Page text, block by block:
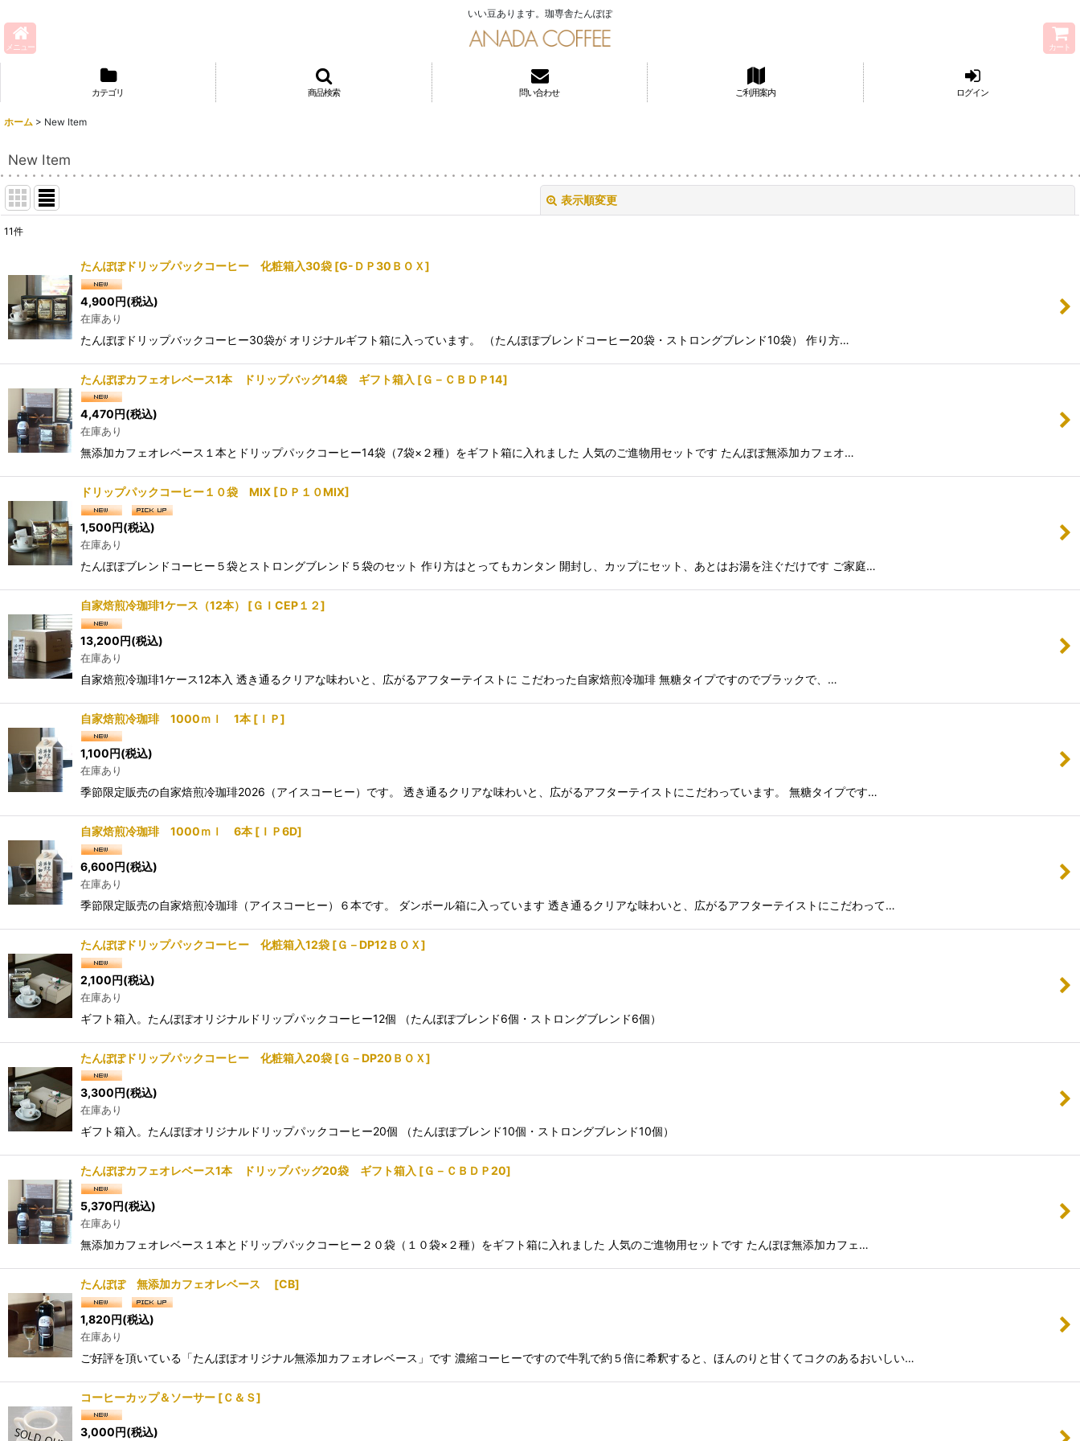
いい豆あります。珈専舎たんぽぽ
メニュー カート
カテゴリ 商品検索 問い合わせ ご利用案内 ログイン
ホーム > New Item
New Item
表示順変更
並び順:
絞り込む
11件
たんぽぽドリップパックコーヒー 化粧箱入30袋 [G-ＤＰ30ＢＯＸ]
4,900円(税込)
在庫あり
たんぽぽドリップバックコーヒー30袋が オリジナルギフト箱に入っています。 （たんぽぽブレンドコーヒー20袋・ストロングブレンド10袋） 作り方…
たんぽぽカフェオレベース1本 ドリップバッグ14袋 ギフト箱入 [Ｇ－ＣＢＤＰ14]
4,470円(税込)
在庫あり
無添加カフェオレベース１本とドリップパックコーヒー14袋（7袋×２種）をギフト箱に入れました 人気のご進物用セットです たんぽぽ無添加カフェオ…
ドリップパックコーヒー１０袋 MIX [ＤＰ１０MIX]
1,500円(税込)
在庫あり
たんぽぽブレンドコーヒー５袋とストロングブレンド５袋のセット 作り方はとってもカンタン 開封し、カップにセット、あとはお湯を注ぐだけです ご家庭…
自家焙煎冷珈琲1ケース（12本） [ＧＩCEP１２]
13,200円(税込)
在庫あり
自家焙煎冷珈琲1ケース12本入 透き通るクリアな味わいと、広がるアフターテイストに こだわった自家焙煎冷珈琲 無糖タイプですのでブラックで、…
自家焙煎冷珈琲 1000ｍｌ 1本 [ ＩＰ]
1,100円(税込)
在庫あり
季節限定販売の自家焙煎冷珈琲2026（アイスコーヒー）です。 透き通るクリアな味わいと、広がるアフターテイストにこだわっています。 無糖タイプです…
自家焙煎冷珈琲 1000ｍｌ 6本 [ ＩＰ6D]
6,600円(税込)
在庫あり
季節限定販売の自家焙煎冷珈琲（アイスコーヒー）６本です。 ダンボール箱に入っています 透き通るクリアな味わいと、広がるアフターテイストにこだわって…
たんぽぽドリップパックコーヒー 化粧箱入12袋 [Ｇ－DP12ＢＯＸ]
2,100円(税込)
在庫あり
ギフト箱入。たんぽぽオリジナルドリップパックコーヒー12個 （たんぽぽブレンド6個・ストロングブレンド6個）
たんぽぽドリップパックコーヒー 化粧箱入20袋 [Ｇ－DP20ＢＯＸ]
3,300円(税込)
在庫あり
ギフト箱入。たんぽぽオリジナルドリップパックコーヒー20個 （たんぽぽブレンド10個・ストロングブレンド10個）
たんぽぽカフェオレベース1本 ドリップバッグ20袋 ギフト箱入 [Ｇ－ＣＢＤＰ20]
5,370円(税込)
在庫あり
無添加カフェオレベース１本とドリップパックコーヒー２０袋（１０袋×２種）をギフト箱に入れました 人気のご進物用セットです たんぽぽ無添加カフェ…
たんぽぽ 無添加カフェオレベース [CB]
1,820円(税込)
在庫あり
ご好評を頂いている「たんぽぽオリジナル無添加カフェオレベース」です 濃縮コーヒーですので牛乳で約５倍に希釈すると、ほんのりと甘くてコクのあるおいしい…
コーヒーカップ＆ソーサー [Ｃ＆Ｓ]
3,000円(税込)